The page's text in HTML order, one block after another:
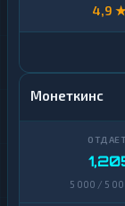
4,9
Монеткинс
5 000 / 5